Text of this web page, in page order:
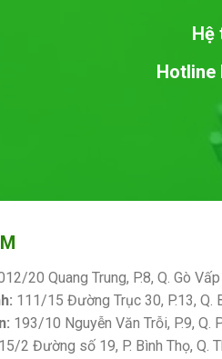
Hệ
Hotline
20 Quang Trung, P.8, Q. Gò Vấp
111/15 Đường Trục 30, P.13, Q.
193/10 Nguyễn Văn Trỗi, P.9, Q.
15/2 Đường số 19, P. Bình Thọ, Q.